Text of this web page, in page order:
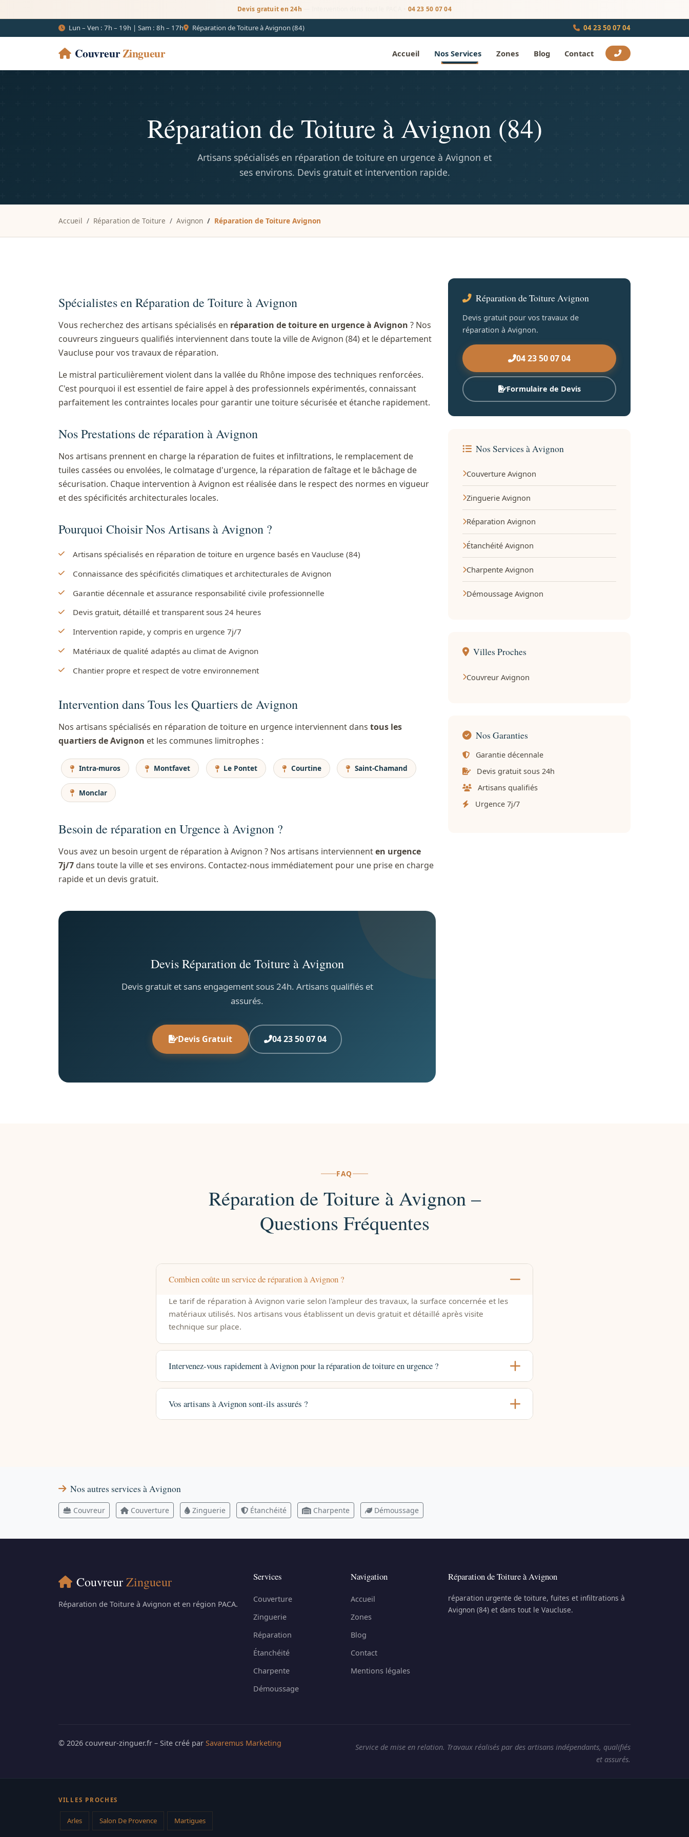
Devis gratuit en 24h 04 23 50 07 04
Lun – Ven : 7h – 19h | Sam : 8h – 17h Réparation de Toiture à Avignon (84) 04 23 50 07 04
CouvreurZingueur Accueil Nos Services Zones Blog Contact
Réparation de Toiture à Avignon (84)
Artisans spécialisés en réparation de toiture en urgence à Avignon et
ses environs. Devis gratuit et intervention rapide.
Accueil Réparation de Toiture Avignon Réparation de Toiture Avignon
Spécialistes en Réparation de Toiture à Avignon
Vous recherchez des artisans spécialisés en réparation de toiture en urgence à Avignon ? Nos
couvreurs zingueurs qualifiés interviennent dans toute la ville de Avignon (84) et le département
Vaucluse pour vos travaux de réparation.
Le mistral particulièrement violent dans la vallée du Rhône impose des techniques renforcées.
C'est pourquoi il est essentiel de faire appel à des professionnels expérimentés, connaissant
parfaitement les contraintes locales pour garantir une toiture sécurisée et étanche rapidement.
Nos Prestations de réparation à Avignon
Nos artisans prennent en charge la réparation de fuites et infiltrations, le remplacement de
tuiles cassées ou envolées, le colmatage d'urgence, la réparation de faîtage et le bâchage de
sécurisation. Chaque intervention à Avignon est réalisée dans le respect des normes en vigueur
et des spécificités architecturales locales.
Pourquoi Choisir Nos Artisans à Avignon ?
Artisans spécialisés en réparation de toiture en urgence basés en Vaucluse (84)
Connaissance des spécificités climatiques et architecturales de Avignon
Garantie décennale et assurance responsabilité civile professionnelle
Devis gratuit, détaillé et transparent sous 24 heures
Intervention rapide, y compris en urgence 7j/7
Matériaux de qualité adaptés au climat de Avignon
Chantier propre et respect de votre environnement
Intervention dans Tous les Quartiers de Avignon
Nos artisans spécialisés en réparation de toiture en urgence interviennent dans tous les
quartiers de Avignon et les communes limitrophes :
Intra-muros Montfavet Le Pontet Courtine Saint-Chamand
Monclar
Besoin de réparation en Urgence à Avignon ?
Vous avez un besoin urgent de réparation à Avignon ? Nos artisans interviennenten urgence
7j/7 dans toute la ville et ses environs. Contactez-nous immédiatement pour une prise en charge
rapide et un devis gratuit.
Devis Réparation de Toiture à Avignon
Devis gratuit et sans engagement sous 24h. Artisans qualifiés et
assurés.
Devis Gratuit 04 23 50 07 04
Réparation de Toiture Avignon
Devis gratuit pour vos travaux de
réparation à Avignon.
04 23 50 07 04
Formulaire de Devis
Nos Services à Avignon
Couverture Avignon
Zinguerie Avignon
Réparation Avignon
Étanchéité Avignon
Charpente Avignon
Démoussage Avignon
Villes Proches
Couvreur Avignon
Nos Garanties
Garantie décennale
Devis gratuit sous 24h
Artisans qualifiés
Urgence 7j/7
FAQ
Réparation de Toiture à Avignon –
Questions Fréquentes
Combien coûte un service de réparation à Avignon ?
Le tarif de réparation à Avignon varie selon l'ampleur des travaux, la surface concernée et les
matériaux utilisés. Nos artisans vous établissent un devis gratuit et détaillé après visite
technique sur place.
Intervenez-vous rapidement à Avignon pour la réparation de toiture en urgence ?
Vos artisans à Avignon sont-ils assurés ?
Nos autres services à Avignon
Couvreur Couverture Zinguerie Étanchéité Charpente Démoussage
CouvreurZingueur
Réparation de Toiture à Avignon et en région PACA.
Services
Couverture
Zinguerie
Réparation
Étanchéité
Charpente
Démoussage
Navigation
Accueil
Zones
Blog
Contact
Mentions légales
Réparation de Toiture à Avignon
réparation urgente de toiture, fuites et infiltrations à
Avignon (84) et dans tout le Vaucluse.
© 2026 couvreur-zinguer.fr – Site créé par Savaremus Marketing
Service de mise en relation. Travaux réalisés par des artisans indépendants, qualifiés
et assurés.
VILLES PROCHES
Arles Salon De Provence Martigues